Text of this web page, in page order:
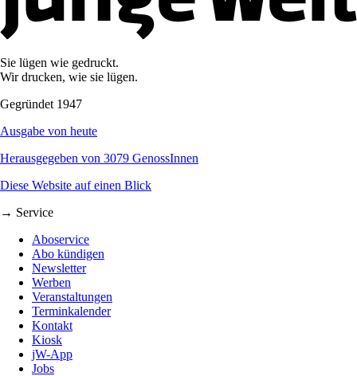
Sie lügen wie gedruckt.
Wir drucken, wie sie lügen.
Gegründet 1947
Ausgabe von heute
Herausgegeben von 3079 GenossInnen
Diese Website auf einen Blick
→ Service
Aboservice
Abo kündigen
Newsletter
Werben
Veranstaltungen
Terminkalender
Kontakt
Kiosk
jW-App
Jobs